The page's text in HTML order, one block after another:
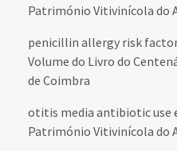
Património Vitivinícola do
penicillin allergy risk
Volume do Livro do
de Coimbra
otitis media antibiotic use
Património Vitivinícola do